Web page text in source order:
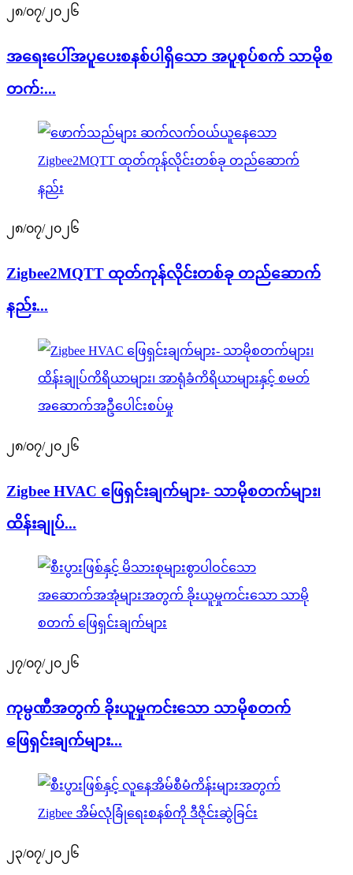
၂၈/၀၇/၂၀၂၆
အရေးပေါ်အပူပေးစနစ်ပါရှိသော အပူစုပ်စက် သာမိုစ
တက်:...
၂၈/၀၇/၂၀၂၆
Zigbee2MQTT ထုတ်ကုန်လိုင်းတစ်ခု တည်ဆောက်
နည်း...
၂၈/၀၇/၂၀၂၆
Zigbee HVAC ဖြေရှင်းချက်များ- သာမိုစတက်များ၊
ထိန်းချုပ်...
၂၇/၀၇/၂၀၂၆
ကုမ္ပဏီအတွက် ခိုးယူမှုကင်းသော သာမိုစတက်
ဖြေရှင်းချက်များ...
၂၃/၀၇/၂၀၂၆